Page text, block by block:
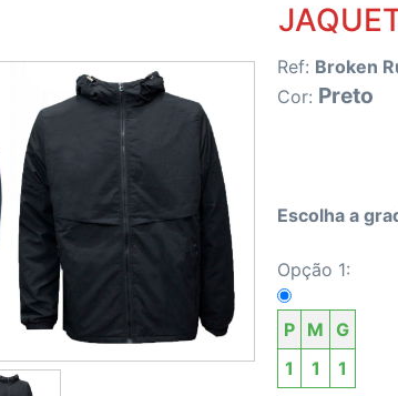
Ref: Broken
Cor: Preto
Escolha a
Opção 1:
P M G
1
1
1